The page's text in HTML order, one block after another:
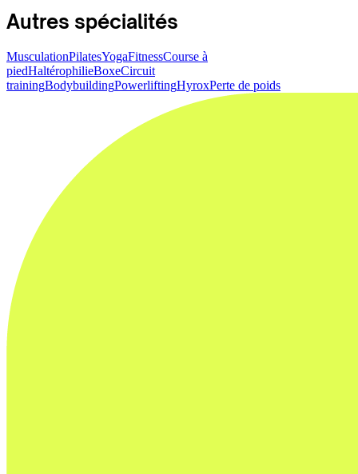
Autres spécialités
MusculationPilatesYogaFitnessCourse à
piedHaltérophilieBoxeCircuit
trainingBodybuildingPowerliftingHyroxPerte de poids